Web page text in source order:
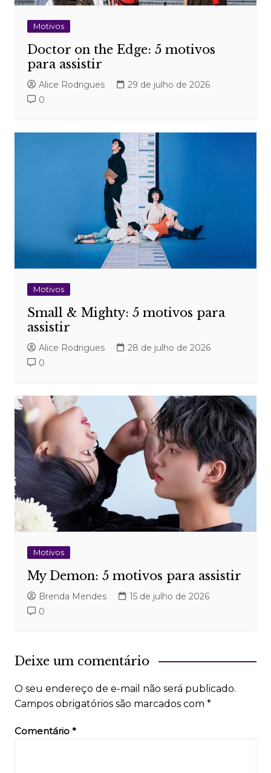
Motivos
Doctor on the Edge: 5 motivos
para assistir
Alice Rodrigues
29 de julho de 2026
0
Motivos
Small & Mighty: 5 motivos para
assistir
Alice Rodrigues
28 de julho de 2026
0
Motivos
My Demon: 5 motivos para assistir
Brenda Mendes
15 de julho de 2026
0
Deixe um comentário
O seu endereço de e-mail não será publicado.
Campos obrigatórios são marcados com *
Comentário *